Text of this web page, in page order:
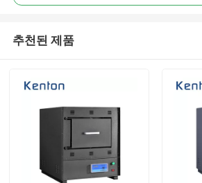
추천된 제품